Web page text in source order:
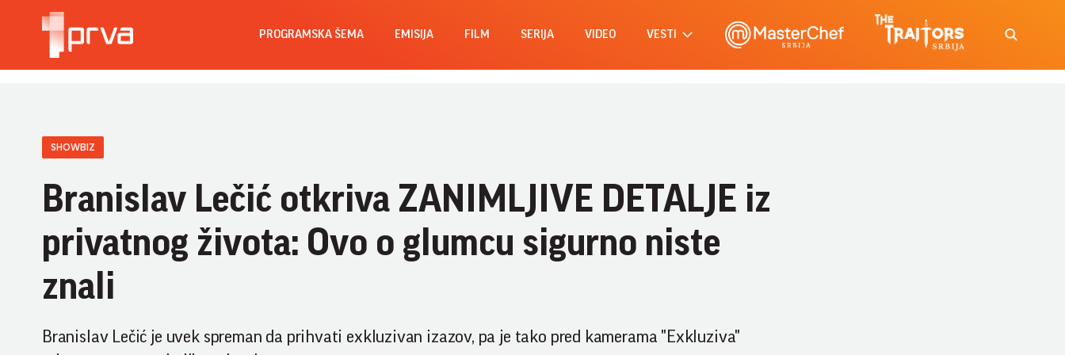
PROGRAMSKA ŠEMA EMISIJA FILM SERIJA VIDEO VESTI
SHOWBIZ
Branislav Lečić otkriva ZANIMLJIVE DETALJE iz
privatnog života: Ovo o glumcu sigurno niste
znali
Branislav Lečić je uvek spreman da prihvati exkluzivan izazov, pa je tako pred kamerama "Exkluziva"